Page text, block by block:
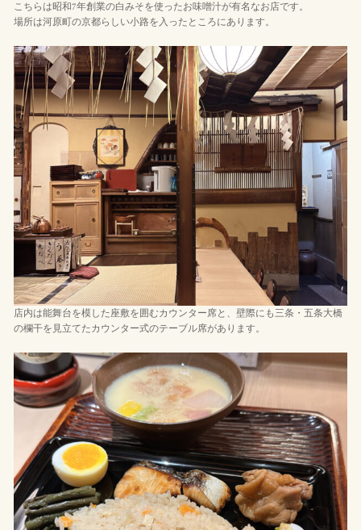
こちらは昭和7年創業の白みそを使ったお味噌汁が有名なお店です。
場所は河原町の京都らしい小路を入ったところにあります。
店内は能舞台を模した座敷を囲むカウンター席と、壁際にも三条・五条大橋
の欄干を見立てたカウンター式のテーブル席があります。